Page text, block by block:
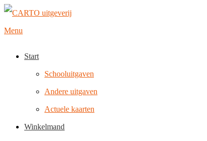
Naar
inhoud
springen
Menu
Start
Schooluitgaven
Andere uitgaven
Actuele kaarten
Winkelmand